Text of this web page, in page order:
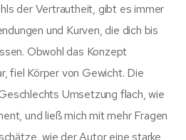
der Vertrautheit, gibt es immer
und Kurven, die dich bis
Obwohl das Konzept
fiel Körper von Gewicht. Die
Umsetzung flach, wie
und ließ mich mit mehr Fragen
wie der Autor eine starke